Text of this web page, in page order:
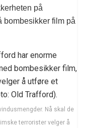
på
bombesikker film på
Nå skal de
terrorister velger å